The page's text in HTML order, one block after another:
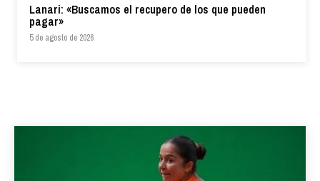
Lanari: «Buscamos el recupero de los que pueden
pagar»
5 de agosto de 2026